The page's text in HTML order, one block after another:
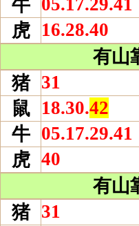
牛 05.17.29.41
虎
16.28.40
有山
猪 31
鼠
18.30.42
牛 05.17.29.41
虎 40
有山
猪 31